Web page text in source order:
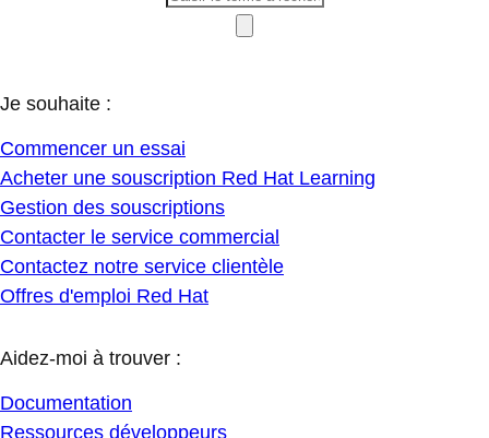
Je souhaite :
Commencer un essai
Acheter une souscription Red Hat Learning
Gestion des souscriptions
Contacter le service commercial
Contactez notre service clientèle
Offres d'emploi Red Hat
Aidez-moi à trouver :
Documentation
Ressources développeurs